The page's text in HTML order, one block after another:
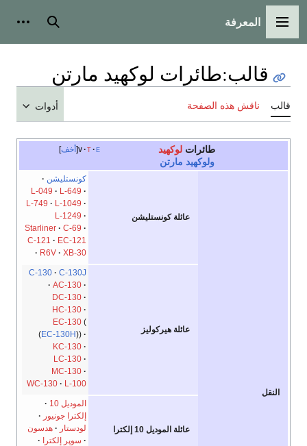
القائمة الرئيسية
المعرفة بحث
قالب:طائرات لوكهيد مارتن
قالب ناقش هذه الصفحة أدوات
أخف v t e طائرات لوكهيد
ولوكهيد مارتن
النقل
عائلة كونستليشن
كونستليشن
L-049
L-649
L-749
L-1049
L-1249
Starliner
C-69
C-121
EC-121
R6V
XB-30
عائلة هيركوليز
C-130
C-130J
AC-130
DC-130
HC-130
EC-130
EC-130H
KC-130
LC-130
MC-130
WC-130
L-100
عائلة الموديل 10 إلكترا
الموديل 10
إلكترا جونيور
لودستار
هدسون
سوپر إلكترا